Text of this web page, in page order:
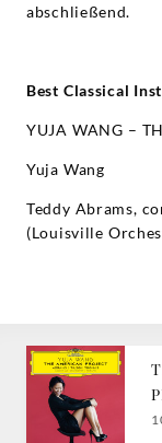
abschließend.
Best Classical
YUJA WANG –
Yuja Wang
Teddy Abrams,
(Louisville